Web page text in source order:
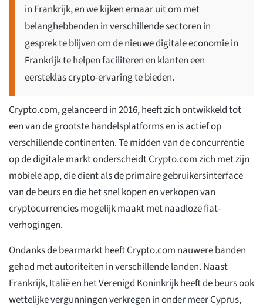
in Frankrijk, en we kijken ernaar uit om met
belanghebbenden in verschillende sectoren in
gesprek te blijven om de nieuwe digitale economie in
Frankrijk te helpen faciliteren en klanten een
eersteklas crypto-ervaring te bieden.
Crypto.com, gelanceerd in 2016, heeft zich ontwikkeld tot
een van de grootste handelsplatforms en is actief op
verschillende continenten. Te midden van de concurrentie
op de digitale markt onderscheidt Crypto.com zich met zijn
mobiele app, die dient als de primaire gebruikersinterface
van de beurs en die het snel kopen en verkopen van
cryptocurrencies mogelijk maakt met naadloze fiat-
verhogingen.
Ondanks de bearmarkt heeft Crypto.com nauwere banden
gehad met autoriteiten in verschillende landen. Naast
Frankrijk, Italië en het Verenigd Koninkrijk heeft de beurs ook
wettelijke vergunningen verkregen in onder meer Cyprus,